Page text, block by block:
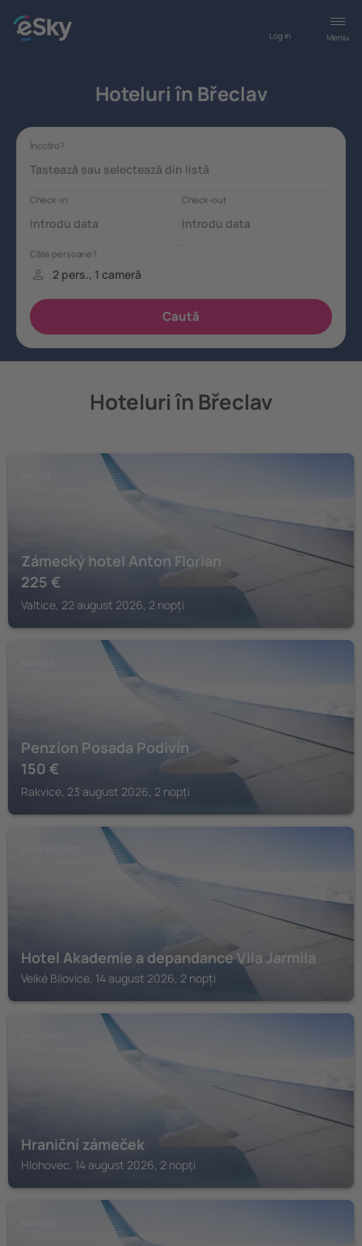
Meniu
Log in
Hoteluri în Břeclav
Hoteluri în Břeclav
Zámecký hotel Anton Florian
225 €
Valtice, 22 august 2026, 2 nopți
Penzion Posada Podivín
150 €
Rakvice, 23 august 2026, 2 nopți
Hotel Akademie a depandance Vila Jarmila
Velké Bílovice, 14 august 2026, 2 nopți
Hraniční zámeček
Hlohovec, 14 august 2026, 2 nopți